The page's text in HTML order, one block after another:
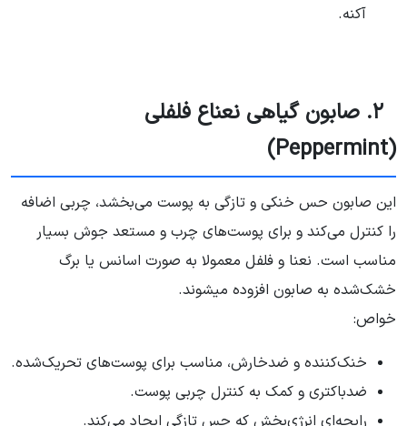
آکنه.
۲. صابون گیاهی نعناع فلفلی
(Peppermint)
این صابون حس خنکی و تازگی به پوست می‌بخشد، چربی اضافه
را کنترل می‌کند و برای پوست‌های چرب و مستعد جوش بسیار
مناسب است. نعنا و فلفل معمولا به صورت اسانس یا برگ
خشک‌شده به صابون افزوده میشوند.
خواص:
خنک‌کننده و ضدخارش، مناسب برای پوست‌های تحریک‌شده.
ضدباکتری و کمک به کنترل چربی پوست.
رایحه‌ای انرژی‌بخش که حس تازگی ایجاد می‌کند.